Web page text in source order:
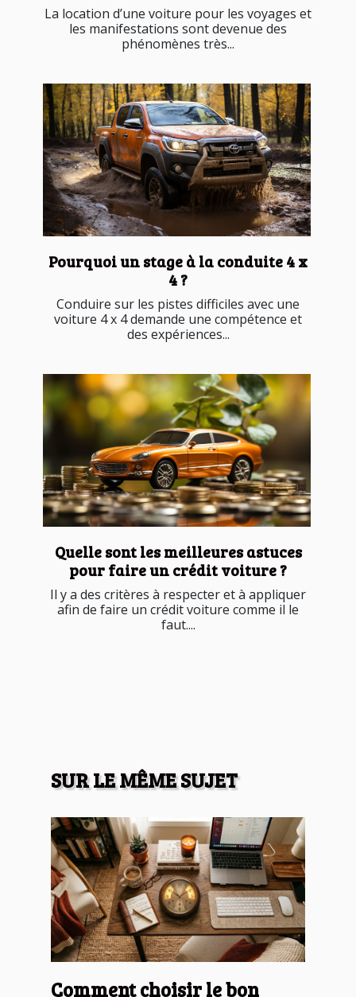
La location d’une voiture pour les voyages et
les manifestations sont devenue des
phénomènes très...
Pourquoi un stage à la conduite 4 x
4 ?
Conduire sur les pistes difficiles avec une
voiture 4 x 4 demande une compétence et
des expériences...
Quelle sont les meilleures astuces
pour faire un crédit voiture ?
Il y a des critères à respecter et à appliquer
afin de faire un crédit voiture comme il le
faut....
SUR LE MÊME SUJET
Comment choisir le bon